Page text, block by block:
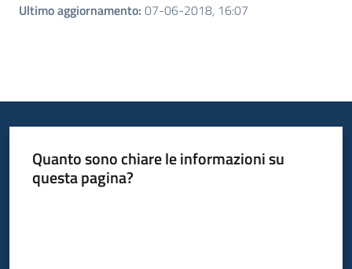
Ultimo aggiornamento: 07-06-2018, 16:07
Quanto sono chiare le informazioni su
questa pagina?